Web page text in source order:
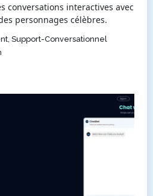
conversations interactives avec
personnages célèbres.
Support-Conversationnel